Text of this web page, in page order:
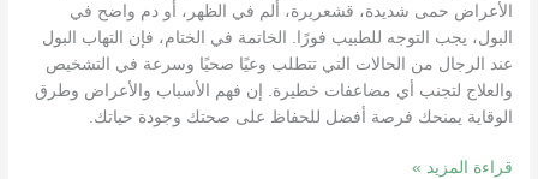
الأعراض حمى شديدة، قشعريرة، ألم في الظهر، أو دم واضح في
البول، يجب التوجه للطبيب فورًا. الخاتمة في الختام، فإن التهاب البول
عند الرجال من الحالات التي تتطلب وعيًا صحيًا وسرعة في التشخيص
والعلاج لتجنب أي مضاعفات خطيرة. إن فهم الأسباب والأعراض وطرق
الوقاية يمنحك فرصة أفضل للحفاظ على صحتك وجودة حياتك.
قراءة المزيد »